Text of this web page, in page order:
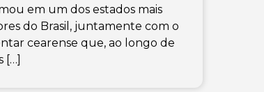
em um dos estados mais
do Brasil, juntamente com o
cearense que, ao longo de
[…]